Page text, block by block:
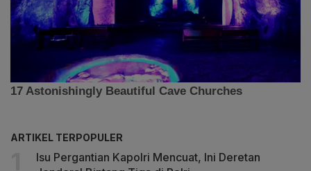
ARTIKEL TERPOPULER
Isu Pergantian Kapolri Mencuat, Ini Deretan